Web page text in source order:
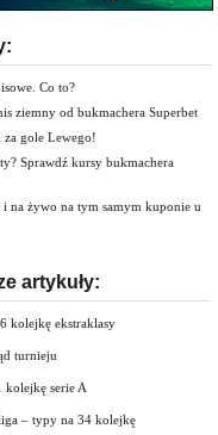
Co to?
ziemny od bukmachera Superbet
za gole Lewego!
Sprawdź kursy bukmachera
i na żywo na tym samym kuponie u
artykuły:
kolejkę ekstraklasy
turnieju
kolejkę serie A
– typy na 34 kolejkę